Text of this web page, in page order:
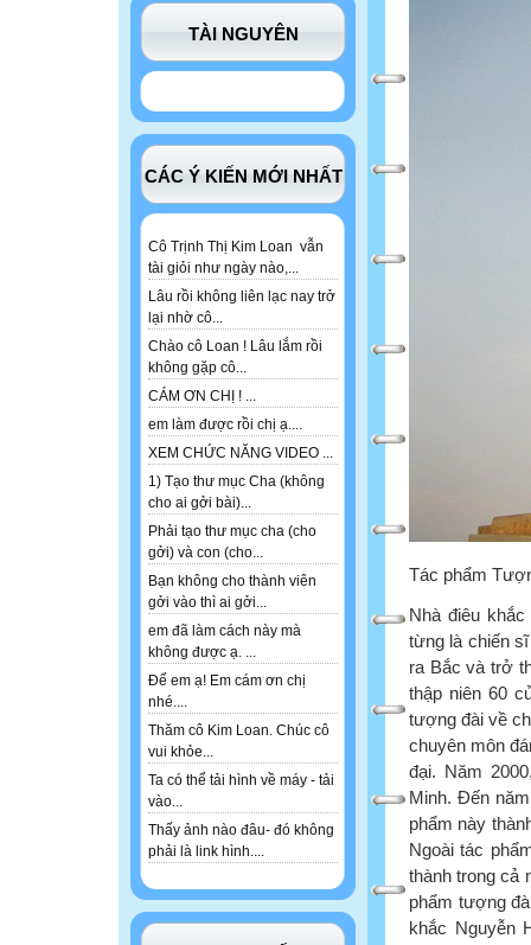
TÀI NGUYÊN
CÁC Ý KIẾN MỚI NHẤT
Cô Trịnh Thị Kim Loan vẫn
tài giỏi như ngày nào,...
Lâu rồi không liên lạc nay trở
lại nhờ cô...
Chào cô Loan ! Lâu lắm rồi
không gặp cô...
CÁM ƠN CHỊ ! ...
em làm được rồi chị ạ....
XEM CHỨC NĂNG VIDEO ...
1) Tạo thư mục Cha (không
cho ai gởi bài)...
Phải tạo thư mục cha (cho
gởi) và con (cho...
Bạn không cho thành viên
gởi vào thì ai gởi...
em đã làm cách này mà
không được ạ. ...
Để em ạ! Em cám ơn chị
nhé....
Thăm cô Kim Loan. Chúc cô
vui khỏe...
Ta có thể tải hình về máy - tải
vào...
Thấy ảnh nào đâu- đó không
phải là link hình....
Tác phẩm
Nhà điêu
từng là chiến
ra Bắc và trở
thập niên 60
tượng đài về
chuyên môn
đại. Năm
Minh. Đến
phẩm này
Ngoài tác
thành trong cả
phẩm tượng
khắc Nguyễn